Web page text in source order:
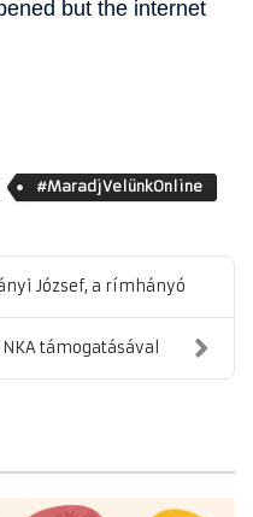
#MaradjVelünkOnline
József, a rímhányó
támogatásával